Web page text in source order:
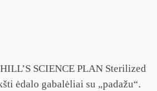
HILL’S SCIENCE PLAN Sterilized
ėdalo gabalėliai su „padažu“.